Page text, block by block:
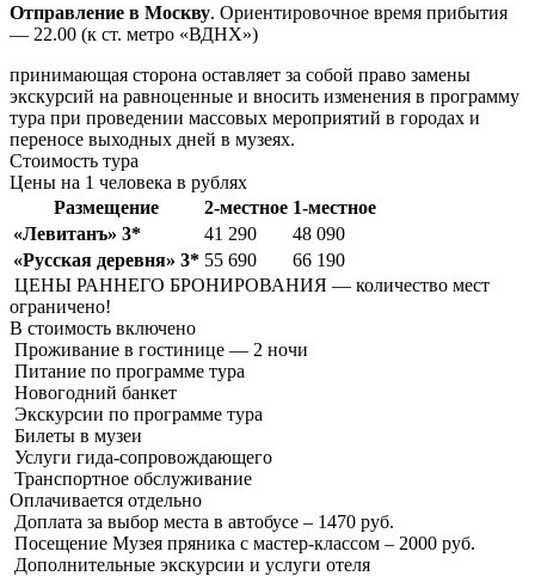
Отправление в Москву. Ориентировочное время прибытия
— 22.00 (к ст. метро «ВДНХ»)
принимающая сторона оставляет за собой право замены
экскурсий на равноценные и вносить изменения в программу
тура при проведении массовых мероприятий в городах и
переносе выходных дней в музеях.
Стоимость тура
Цены на 1 человека в рублях
Размещение
2-местное 1-местное
«Левитанъ» 3*
41 290
48 090
«Русская деревня» 3* 55 690
66 190
ЦЕНЫ РАННЕГО БРОНИРОВАНИЯ — количество мест
ограничено!
В стоимость включено
Проживание в гостинице — 2 ночи
Питание по программе тура
Новогодний банкет
Экскурсии по программе тура
Билеты в музеи
Услуги гида-сопровождающего
Транспортное обслуживание
Оплачивается отдельно
Доплата за выбор места в автобусе – 1470 руб.
Посещение Музея пряника с мастер-классом – 2000 руб.
Дополнительные экскурсии и услуги отеля